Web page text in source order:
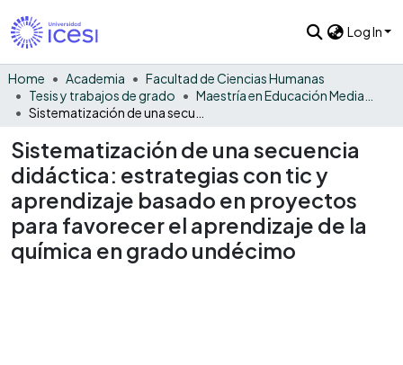
Log In
Home Academia
Facultad de Ciencias Humanas
Tesis y trabajos de grado
Sistematización de una secuencia
didáctica: estrategias con tic y
aprendizaje basado en proyectos
para favorecer el aprendizaje de la
química en grado undécimo